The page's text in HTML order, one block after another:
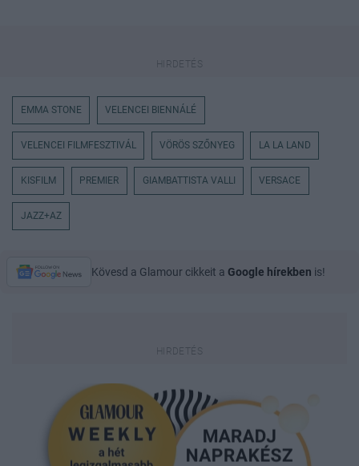
EMMA STONE VELENCEI BIENNÁLÉ
VELENCEI FILMFESZTIVÁL VÖRÖS SZŐNYEG LA LA LAND
KISFILM PREMIER GIAMBATTISTA VALLI VERSACE
JAZZ+AZ
Kövesd a Glamour cikkeit a Google hírekben is!